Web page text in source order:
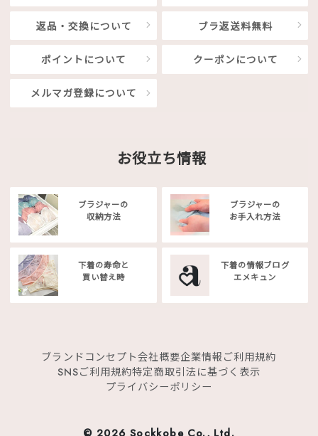
返品・交換について ブラ返送料無料
ポイントについて クーポンについて
メルマガ登録について
お役立ち情報
ブラジャーの
収納方法
ブラジャーの
お手入れ方法
下着の寿命と
買い替え時
下着の情報ブログ
エメキュン
ブランドコンセプト会社概要企業情報 ご利用規約
SNSご利用規約特定商取引法に基づく表示
プライバシーポリシー